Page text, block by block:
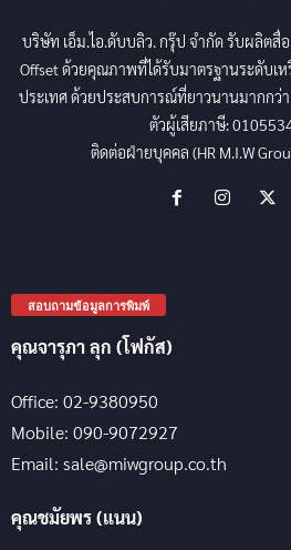
บริษัท เอ็ม.ไอ.ดับบลิว. กรุ๊ป จำกัด รับผลิตสื่
Offset ด้วยคุณภาพที่ได้รับมาตรฐานระดับเ
ประเทศ ด้วยประสบการณ์ที่ยาวนานมากกว่
ตัวผู้เสียภาษี:
ติดต่อฝ่ายบุคคล (HR M.I.W
สอบถามข้อมูลการพิมพ์
คุณจารุภา ลุก (โฟกัส)
Office: 02-9380950
Mobile: 090-9072927
Email: sale@miwgroup.co.th
คุณชมัยพร (แนน)